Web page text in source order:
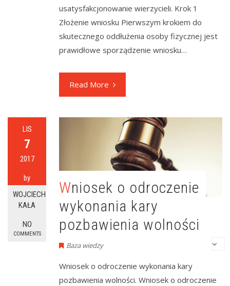
usatysfakcjonowanie wierzycieli. Krok 1
Złożenie wniosku Pierwszym krokiem do
skutecznego oddłużenia osoby fizycznej jest
prawidłowe sporządzenie wniosku…
Read More
LIS
7
2017
by
WOJCIECH
KAŁA
NO
COMMENTS
Wniosek o odroczenie
wykonania kary
pozbawienia wolności
Baza wiedzy
Wniosek o odroczenie wykonania kary
pozbawienia wolności. Wniosek o odroczenie